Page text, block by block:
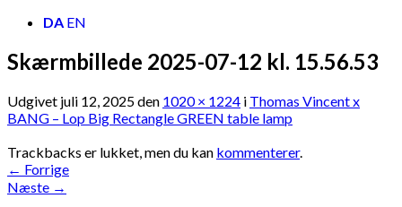
DA EN
Skærmbillede 2025-07-12 kl. 15.56.53
Udgivet juli 12, 2025den 1020 × 1224 i Thomas Vincent x
BANG – Lop Big Rectangle GREEN table lamp
Trackbacks er lukket, men du kan kommenterer.
← Forrige
Næste →